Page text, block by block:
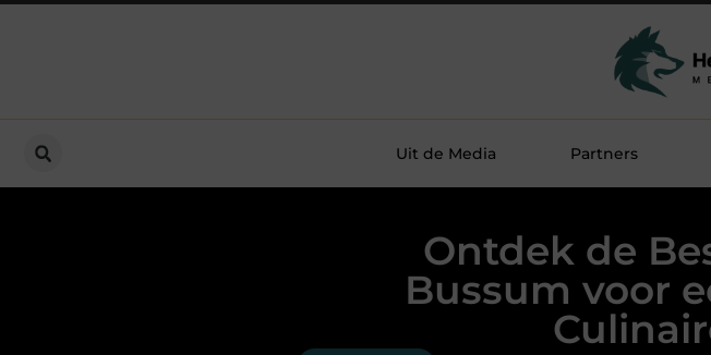
Uit de Media Partners
Ontdek de
Bussum voor